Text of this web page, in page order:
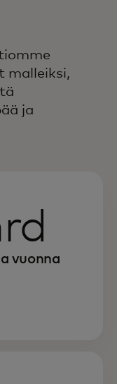
malleiksi,
ja
vuonna